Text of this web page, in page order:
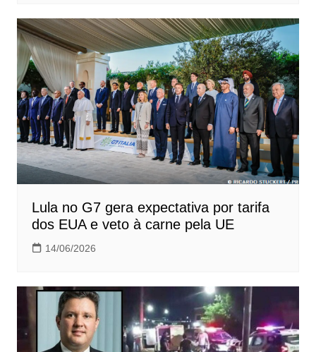
Lula no G7 gera expectativa por tarifa
dos EUA e veto à carne pela UE
14/06/2026